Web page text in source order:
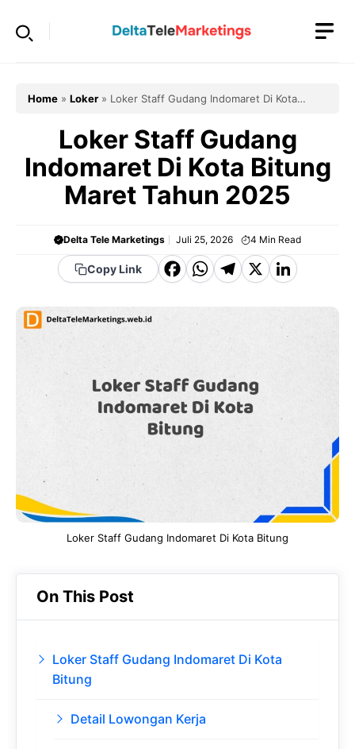
Home » Loker » Loker Staff Gudang Indomaret Di Kota
Loker Staff Gudang
Indomaret Di Kota Bitung
Maret Tahun 2025
Delta Tele Marketings Juli 25, 2026 4 Min Read
Copy Link
F
e
b
o
o
W
a
t
s
A
p
p
T
g
r
a
m
X Li
k
e
Loker Staff Gudang Indomaret Di Kota Bitung
On This Post
Loker Staff Gudang Indomaret Di Kota
Bitung
Detail Lowongan Kerja